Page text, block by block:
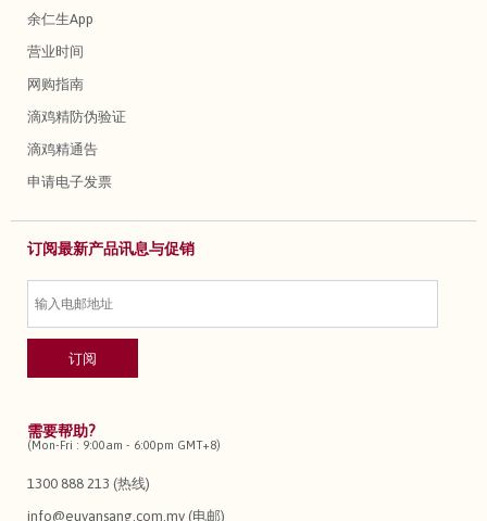
余仁生App
营业时间
网购指南
滴鸡精防伪验证
滴鸡精通告
申请电子发票
订阅最新产品讯息与促销
需要帮助?
(Mon-Fri : 9:00am - 6:00pm GMT+8)
1300 888 213 (热线)
info@euyansang.com.my (电邮)